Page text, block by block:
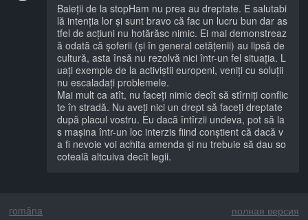
Baieții de la stopHam nu prea au dreptate. E salutabi
lă intenția lor și sunt bravo că fac un lucru bun dar as
tfel de acțiuni nu hotărăsc nimic. Ei mai demonstreaz
ă odată că șoferii (și în general cetățenii) au lipsă de
cultură, asta însă nu rezolvă nici într-un fel situația. L
uați exemple de la activiștii europeni, veniți cu soluții
nu escaladați problemele.
Mai mult ca atît, nu faceți nimic decît să stîrniți conflic
te în stradă. Nu aveți nici un drept să faceți dreptate
după placul vostru. Eu dacă întîrzii undeva, pot să la
s mașina într-un loc interzis fiind conștient că dacă v
a fi nevoie voi achita amenda și nu trebuie să dau so
coteală altcuiva decît legii.
româna полная версия